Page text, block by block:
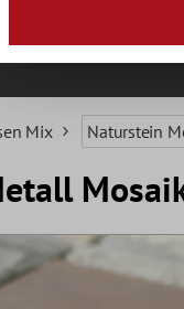
Mix Naturstein